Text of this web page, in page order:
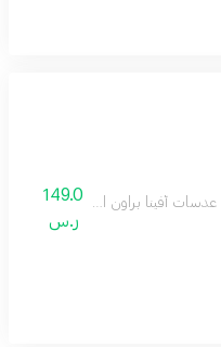
عدسات أفينا براون الملونة من ليالا مدة
149.0
ر.س